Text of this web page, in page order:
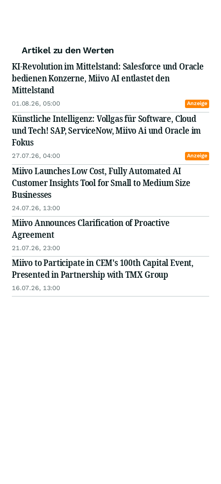
Artikel zu den Werten
KI-Revolution im Mittelstand: Salesforce und Oracle
bedienen Konzerne, Miivo AI entlastet den
Mittelstand
01.08.26, 05:00 Anzeige
Künstliche Intelligenz: Vollgas für Software, Cloud
und Tech! SAP, ServiceNow, Miivo Ai und Oracle im
Fokus
27.07.26, 04:00 Anzeige
Miivo Launches Low Cost, Fully Automated AI
Customer Insights Tool for Small to Medium Size
Businesses
24.07.26, 13:00
Miivo Announces Clarification of Proactive
Agreement
21.07.26, 23:00
Miivo to Participate in CEM's 100th Capital Event,
Presented in Partnership with TMX Group
16.07.26, 13:00